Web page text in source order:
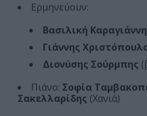
Ερμηνεύουν:
Βασιλική Καραγιάννη
Γιάννης
Διονύσης Σούρμπης
Πιάνο: Σοφία
Σακελλαρίδης (Χανιά)